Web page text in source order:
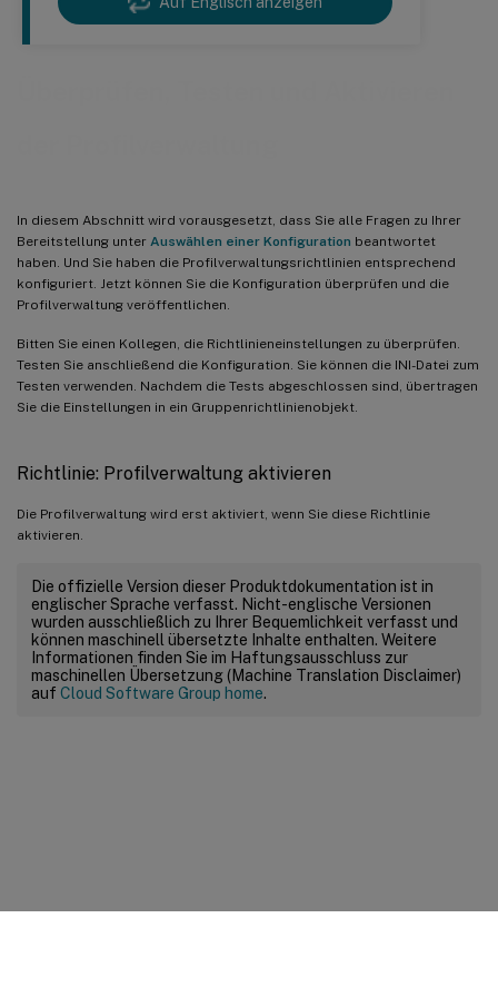
In diesem Abschnitt wird vorausgesetzt, dass Sie alle Fragen zu Ihrer
Bereitstellung unter Auswählen einer Konfiguration beantwortet
haben. Und Sie haben die Profilverwaltungsrichtlinien entsprechend
konfiguriert. Jetzt können Sie die Konfiguration überprüfen und die
Profilverwaltung veröffentlichen.
Bitten Sie einen Kollegen, die Richtlinieneinstellungen zu überprüfen.
Testen Sie anschließend die Konfiguration. Sie können die INI-Datei zum
Testen verwenden. Nachdem die Tests abgeschlossen sind, übertragen
Sie die Einstellungen in ein Gruppenrichtlinienobjekt.
Richtlinie: Profilverwaltung aktivieren
Die Profilverwaltung wird erst aktiviert, wenn Sie diese Richtlinie
aktivieren.
Die offizielle Version dieser Produktdokumentation ist in
englischer Sprache verfasst. Nicht-englische Versionen
wurden ausschließlich zu Ihrer Bequemlichkeit verfasst und
können maschinell übersetzte Inhalte enthalten. Weitere
Informationen finden Sie im Haftungsausschluss zur
maschinellen Übersetzung (Machine Translation Disclaimer)
auf Cloud Software Group home.